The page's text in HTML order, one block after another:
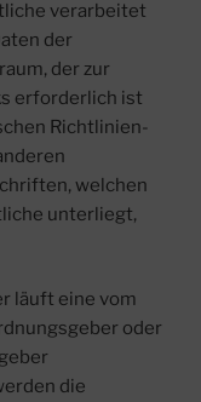
verarbeitet
der
der zur
erforderlich ist
Richtlinien-
welchen
unterliegt,
läuft eine vom
oder
die